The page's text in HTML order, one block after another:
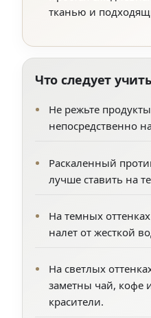
тканью и
Что следует
Не режьте
непосредственно
Раскаленный
лучше ставить на
На темных
налет от жесткой
На светлых
заметны чай, кофе
красители.